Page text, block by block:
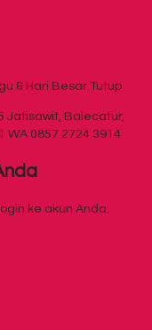
& Hari Besar Tutup
Jatisawit, Balecatur,
WA 0857 2724 3914
ke akun Anda.